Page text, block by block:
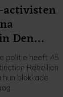
Den
politie heeft 45
Rebellion
hun blokkade